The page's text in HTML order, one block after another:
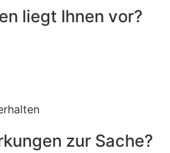
liegt Ihnen vor?
zur Sache?